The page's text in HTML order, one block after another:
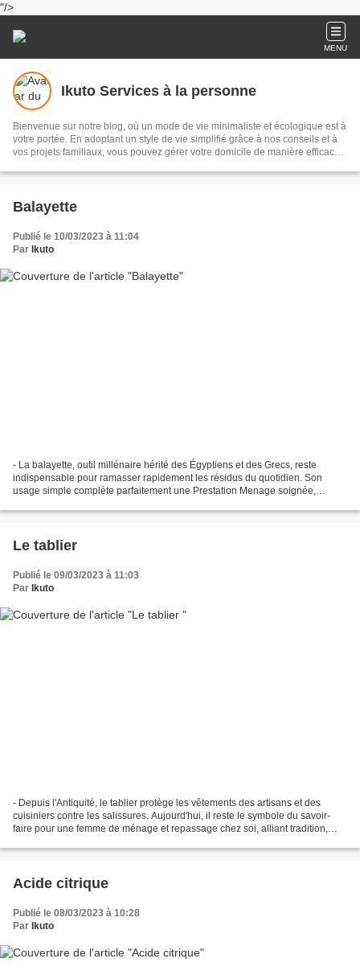
"/>
MENU
Ikuto Services à la personne
Bienvenue sur notre blog, où un mode de vie minimaliste et écologique est à
votre portée. En adoptant un style de vie simplifié grâce à nos conseils et à
vos projets familiaux, vous pouvez gérer votre domicile de manière efficace.
réseaux sociaux afin de promouvoir ensemble des idées novatrices pour
Balayette
Publié le 10/03/2023 à 11:04
Par Ikuto
- La balayette, outil millénaire hérité des Égyptiens et des Grecs, reste
indispensable pour ramasser rapidement les résidus du quotidien. Son
usage simple complète parfaitement une Prestation Menage soignée,
Le tablier
Publié le 09/03/2023 à 11:03
Par Ikuto
- Depuis l'Antiquité, le tablier protège les vêtements des artisans et des
cuisiniers contre les salissures. Aujourd'hui, il reste le symbole du savoir-
faire pour une femme de ménage et repassage chez soi, alliant tradition,
Acide citrique
Publié le 08/03/2023 à 10:28
Par Ikuto